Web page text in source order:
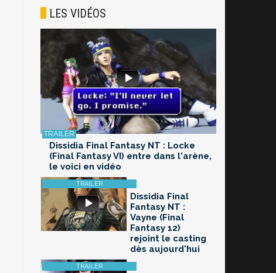
LES VIDÉOS
Dissidia Final Fantasy NT : Locke
(Final Fantasy VI) entre dans l'arène,
le voici en vidéo
Dissidia Final
Fantasy NT :
Vayne (Final
Fantasy 12)
rejoint le casting
dès aujourd'hui